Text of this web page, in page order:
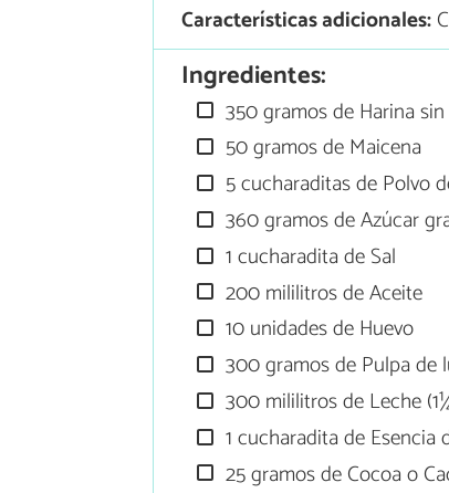
Características adicionales:
Ingredientes:
350 gramos de Harina
50 gramos de Maicena
5 cucharaditas de Polvo
360 gramos de Azúcar
1 cucharadita de Sal
200 mililitros de Aceite
10 unidades de Huevo
300 gramos de Pulpa de
300 mililitros de Leche
1 cucharadita de Esencia
25 gramos de Cocoa o